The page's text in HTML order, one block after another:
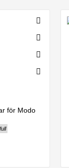
för Modo